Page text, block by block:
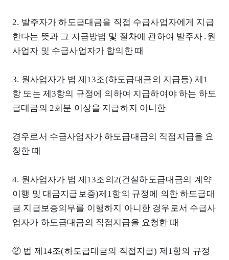
2. 발주자가 하도급대금을 직접 수급사업자에게 지급
한다는 뜻과 그 지급방법 및 절차에 관하여 발주자․원
사업자 및 수급사업자가 합의한 때
3. 원사업자가 법 제13조(하도급대금의 지급등) 제1
항 또는 제3항의 규정에 의하여 지급하여야 하는 하도
급대금의 2회분 이상을 지급하지 아니한
경우로서 수급사업자가 하도급대금의 직접지급을 요
청한 때
4. 원사업자가 법 제13조의2(건설하도급대금의 계약
이행 및 대금지급보증)제1항의 규정에 의한 하도급대
금 지급보증의무를 이행하지 아니한 경우로서 수급사
업자가 하도급대금의 직접지급을 요청한 때
② 법 제14조(하도급대금의 직접지급) 제1항의 규정